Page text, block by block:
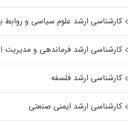
کارشناسی ارشد علوم سیاسی و روابط
کارشناسی ارشد فرماندهی و مدیریت
کارشناسی ارشد فلسفه
کارشناسی ارشد ایمنی صنعتی